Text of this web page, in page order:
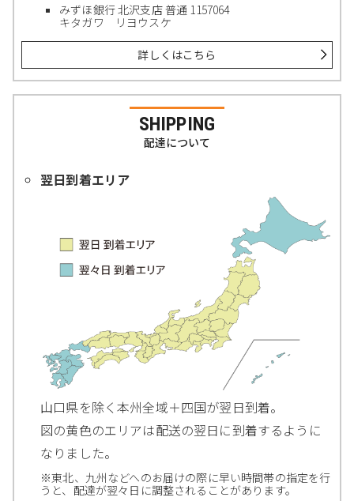
みずほ銀行 北沢支店 普通 1157064
キタガワ リヨウスケ
詳しくはこちら
SHIPPING
配達について
翌日到着エリア
山口県を除く本州全域＋四国が翌日到着。
図の黄色のエリアは配送の翌日に到着するように
なりました。
※東北、九州などへのお届けの際に早い時間帯の指定を行
うと、配達が翌々日に調整されることがあります。